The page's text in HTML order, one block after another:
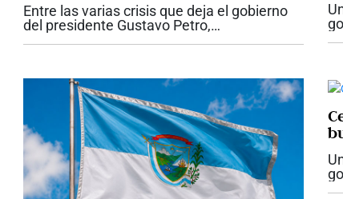
Entre las varias crisis que deja el gobierno
del presidente Gustavo Petro,
probablemente ninguna tenga un impacto
el...